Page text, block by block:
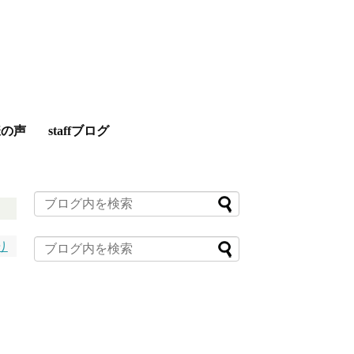
声 staffブログ